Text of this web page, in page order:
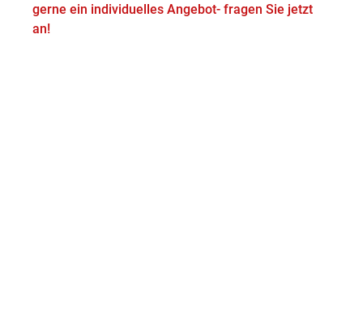
gerne ein individuelles Angebot- fragen Sie jetzt
an!